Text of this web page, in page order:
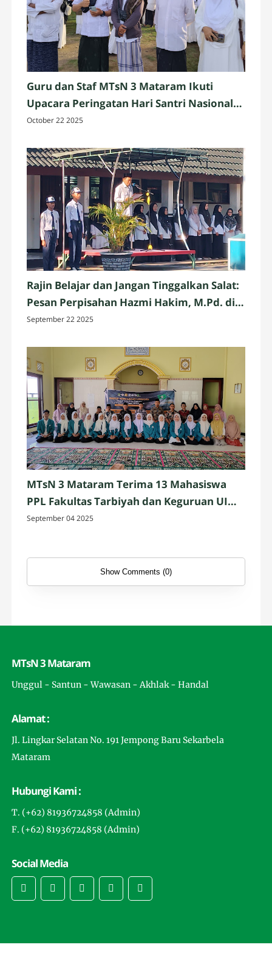
Guru dan Staf MTsN 3 Mataram Ikuti
Upacara Peringatan Hari Santri Nasional
2025 di Penujak, Lombok Tengah
October 22 2025
Rajin Belajar dan Jangan Tinggalkan Salat:
Pesan Perpisahan Hazmi Hakim, M.Pd. di
MTsN 3 Mataram
September 22 2025
MTsN 3 Mataram Terima 13 Mahasiswa
PPL Fakultas Tarbiyah dan Keguruan UIN
Mataram
September 04 2025
Show Comments (0)
MTsN 3 Mataram
Unggul - Santun - Wawasan - Akhlak - Handal
Alamat :
Jl. Lingkar Selatan No. 191 Jempong Baru Sekarbela
Mataram
Hubungi Kami :
T. (+62) 81936724858 (Admin)
F. (+62) 81936724858 (Admin)
Social Media